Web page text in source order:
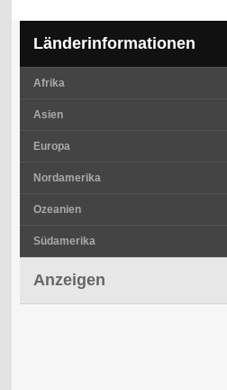
Länderinformationen
Afrika
Asien
Europa
Nordamerika
Ozeanien
Südamerika
Anzeigen